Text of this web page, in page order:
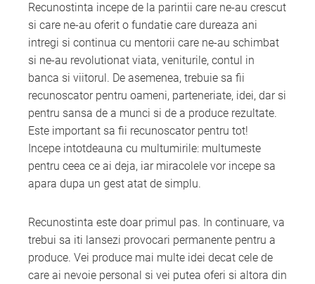
Recunostinta incepe de la parintii care ne-au crescut
si care ne-au oferit o fundatie care dureaza ani
intregi si continua cu mentorii care ne-au schimbat
si ne-au revolutionat viata, veniturile, contul in
banca si viitorul. De asemenea, trebuie sa fii
recunoscator pentru oameni, parteneriate, idei, dar si
pentru sansa de a munci si de a produce rezultate.
Este important sa fii recunoscator pentru tot!
Incepe intotdeauna cu multumirile: multumeste
pentru ceea ce ai deja, iar miracolele vor incepe sa
apara dupa un gest atat de simplu.
Recunostinta este doar primul pas. In continuare, va
trebui sa iti lansezi provocari permanente pentru a
produce. Vei produce mai multe idei decat cele de
care ai nevoie personal si vei putea oferi si altora din